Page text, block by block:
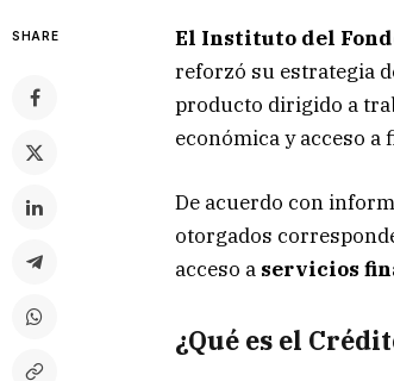
SHARE El Instituto del
reforzó su estrategia
producto dirigido a
económica y acceso
De acuerdo con
otorgados
acceso a servicios
¿Qué es el